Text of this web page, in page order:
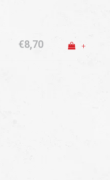
€8,70 +